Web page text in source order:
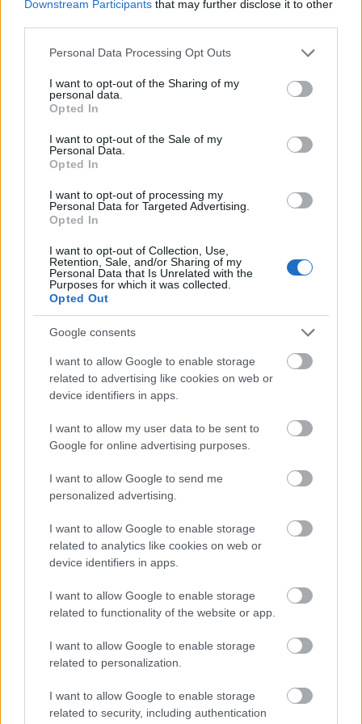
Downstream Participants that may further disclose it to other
Please note that this website/app uses one or more Google
not limited to your visit or usage behaviour. You may click to
grant or deny consent to Google and its third-party tags to
use your data for below specified purposes in below Google
consent section.
Personal Data Processing Opt Outs
I want to opt-out of the Sharing of my
personal data.
Opted In
I want to opt-out of the Sale of my
Personal Data.
Opted In
I want to opt-out of processing my
Personal Data for Targeted Advertising.
Opted In
I want to opt-out of Collection, Use,
Retention, Sale, and/or Sharing of my
Personal Data that Is Unrelated with the
Purposes for which it was collected.
Opted Out
Google consents
I want to allow Google to enable storage
related to advertising like cookies on web or
device identifiers in apps.
I want to allow my user data to be sent to
Google for online advertising purposes.
I want to allow Google to send me
personalized advertising.
I want to allow Google to enable storage
related to analytics like cookies on web or
device identifiers in apps.
I want to allow Google to enable storage
related to functionality of the website or app.
I want to allow Google to enable storage
related to personalization.
I want to allow Google to enable storage
related to security, including authentication
A francia Becsületrend lovagi címének 1995.
óta büszke tulajdonosa, több, mint 80 millió
Grammy-díjat is őriz vitrinében. 1983-as
Music for Supermarkets című alkotásából
aukción 10 ezer dollárért kelt el. Utoljára
2007-ben Téo et Téa címmel jelent meg
Jarre itthon is nagy népszerűségnek örvend.
több, mint ötszáz alkalommal voltak
láthatóak a Lézerszínházban. A Chronologie-
t 1993-ban a Népstadionban, az Oxygene 7-
13 című albumának bemutató koncertjét
1997-ben a Budapest Sportcsarnokban
láthatta a magyar közönség. A népszerű
zeneszerző legközelebb 2008. november 12-
én a Papp László Sportarénában fogja show-
jával elbűvölni a hazai rajongókat.
Zene Zagar Fatboy Slim Elektronikus
Neo
Massive Attack
ITT A WHEN THE MUSIC’S OVER LEGÚJABB
SINGLE-JE: MOONLIGHT DRIVE